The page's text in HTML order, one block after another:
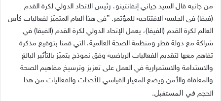
من جانبه قال السيد جياني إنفانتينو، رئيس الاتحاد الدولي لكرة القدم
(فيفا) في الجلسة الافتتاحية للمؤتمر: ”في هذا العام المتميّز لفعاليات كأس
العالم لكرة القدم (الفيفا)، يعمل الإتحاد الدولي لكرة القدم (الفيفا) في
شراكة مع دولة قطر ومنظمة الصحة العالمية، التي قمنا بتوقيع مذكرة
تفاهم معها لتقديم الفعاليات الرياضية وفق نموذج يتميّز بالتأثير البالغ
والاستدامة والاستمرارية في العمل على تعزيز وترسيخ مفاهيم الصحة
والمعافاة والأمن ويضع المعيار القياسي للأحداث والفعاليات من هذا
الحجم في المستقبل.